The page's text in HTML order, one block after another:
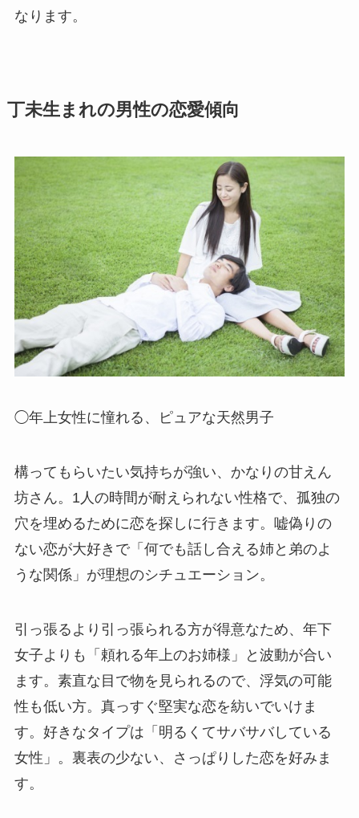
なります。
丁未生まれの男性の恋愛傾向
◯年上女性に憧れる、ピュアな天然男子
構ってもらいたい気持ちが強い、かなりの甘えん
坊さん。1人の時間が耐えられない性格で、孤独の
穴を埋めるために恋を探しに行きます。嘘偽りの
ない恋が大好きで「何でも話し合える姉と弟のよ
うな関係」が理想のシチュエーション。
引っ張るより引っ張られる方が得意なため、年下
女子よりも「頼れる年上のお姉様」と波動が合い
ます。素直な目で物を見られるので、浮気の可能
性も低い方。真っすぐ堅実な恋を紡いでいけま
す。好きなタイプは「明るくてサバサバしている
女性」。裏表の少ない、さっぱりした恋を好みま
す。